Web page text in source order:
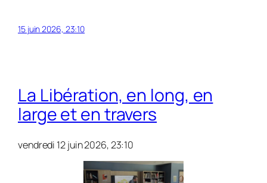
15 juin 2026, 23:10
La Libération, en long, en
large et en travers
vendredi 12 juin 2026, 23:10